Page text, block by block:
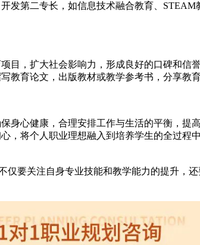
发第二专长，如信息技术融合教育、
目，扩大社会影响力，形成良好的口碑和信誉
教育论文，出版教材或教学参考书，分享教
身心健康，合理安排工作与生活的平衡，提高
，将个人职业理想融入到培养学生的全过程
仅要关注自身专业技能和教学能力的提升，